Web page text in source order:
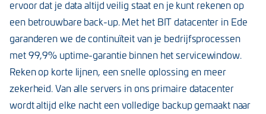
ervoor dat je data altijd veilig staat en je kunt rekenen op
een betrouwbare back-up. Met het BIT datacenter in Ede
garanderen we de continuïteit van je bedrijfsprocessen
met 99,9% uptime-garantie binnen het servicewindow.
Reken op korte lijnen, een snelle oplossing en meer
zekerheid. Van alle servers in ons primaire datacenter
wordt altijd elke nacht een volledige backup gemaakt naar